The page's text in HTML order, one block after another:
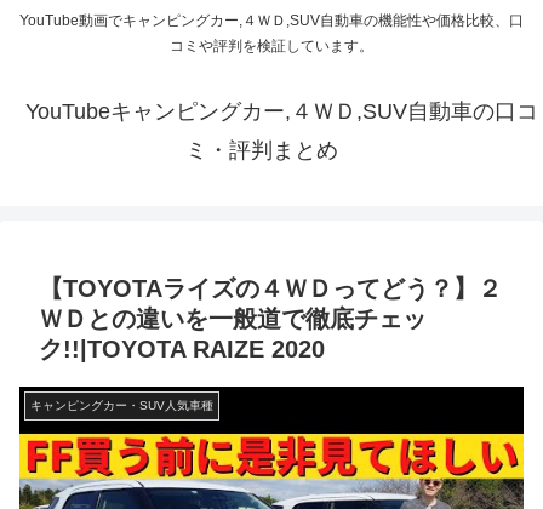
YouTube動画でキャンピングカー,４ＷＤ,SUV自動車の機能性や価格比較、口
コミや評判を検証しています。
YouTubeキャンピングカー,４ＷＤ,SUV自動車の口コ
ミ・評判まとめ
【TOYOTAライズの４ＷＤってどう？】２
ＷＤとの違いを一般道で徹底チェッ
ク!!|TOYOTA RAIZE 2020
キャンピングカー・SUV人気車種